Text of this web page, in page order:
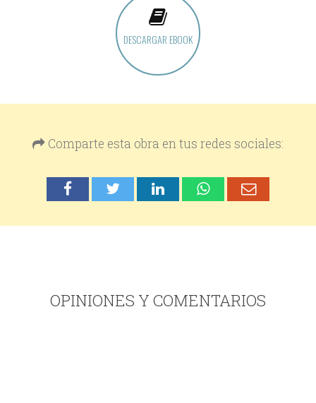
DESCARGAR EBOOK
Comparte esta obra en tus redes sociales:
OPINIONES Y COMENTARIOS